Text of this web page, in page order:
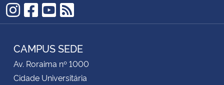
Instagram
Facebook
YouTube
RSS
CAMPUS SEDE
Av. Roraima nº 1000
Cidade Universitária